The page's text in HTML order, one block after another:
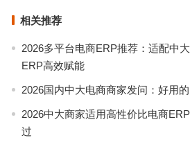
相关推荐
2026多平台电商ERP推荐：适配中
ERP高效赋能
2026国内中大电商商家发问：好用
2026中大商家适用高性价比电商
过